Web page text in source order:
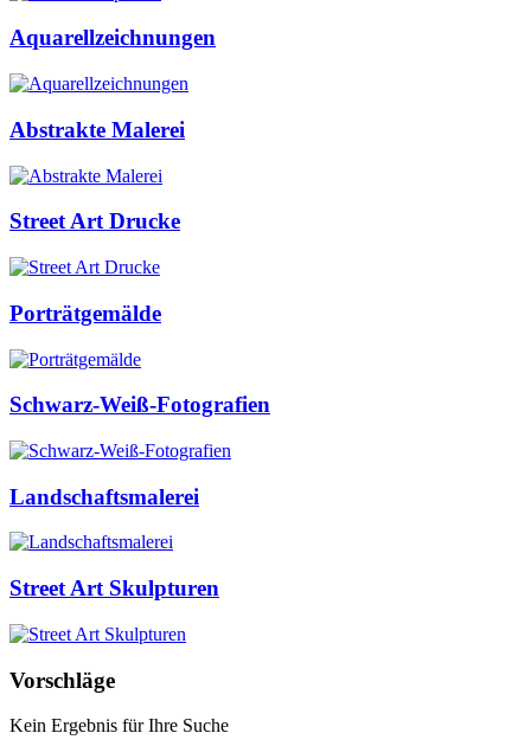
Aquarellzeichnungen
Abstrakte Malerei
Street Art Drucke
Porträtgemälde
Schwarz-Weiß-Fotografien
Landschaftsmalerei
Street Art Skulpturen
Vorschläge
Kein Ergebnis für Ihre Suche